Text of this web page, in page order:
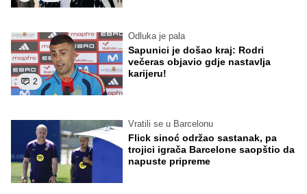
2
Odluka je pala
Sapunici je došao kraj: Rodri
večeras objavio gdje nastavlja
karijeru!
Vratili se u Barcelonu
Flick sinoć održao sastanak, pa
trojici igrača Barcelone saopštio da
napuste pripreme